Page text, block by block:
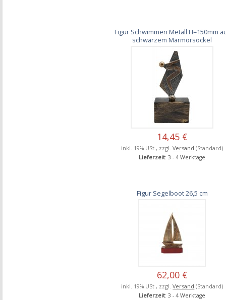
Figur Schwimmen Metall H=150mm
schwarzem Marmorsockel
14,45 €
inkl. 19% USt., zzgl.Versand (Standard)
Lieferzeit: 3 - 4 Werktage
Figur Segelboot 26,5 cm
62,00 €
inkl. 19% USt., zzgl.Versand (Standard)
Lieferzeit: 3 - 4 Werktage